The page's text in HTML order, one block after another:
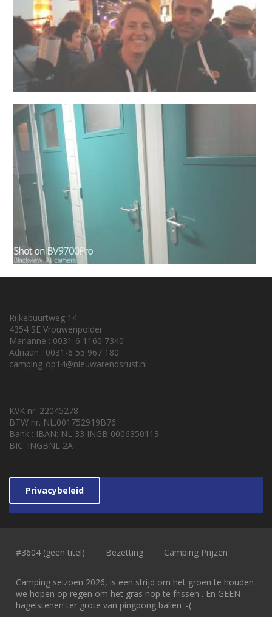
Rijkebuurtweg 14
4354 SE Vrouwenpolder
Marianne : 0031-6 1160 7340
Adriaan : 0031-6 55 967 180
camping-op14@nieuwarendsrust.nl
KVK nr. 22045278
BTW nr. NL.001752919B76
Bank : IBAN: NL 33 INGB 0006350113
BIC: INGBNL 2A
Privacybeleid
#3604 (geen titel) Bezetting Camping Prijzen
Camping seizoen 2026, is een strijd om het groen te houden
we hopen op regen om het gras nop te frissen . En GEEN
hagelstenen ter grote van pingpong ballen :-(